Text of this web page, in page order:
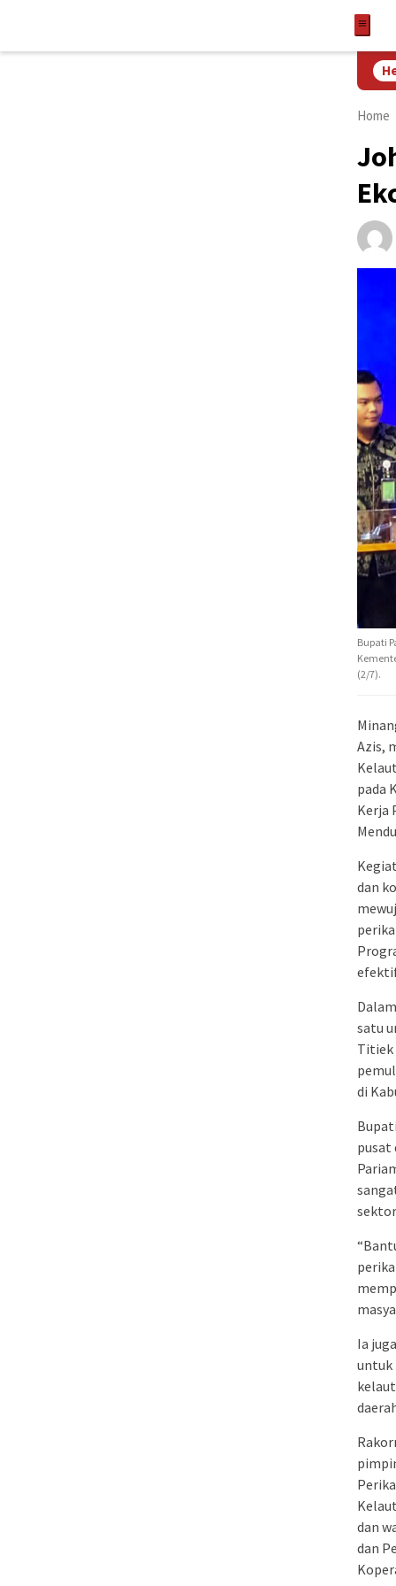
Mobile Roulette for
Home
Bupati
(2/7).
Azis,
pada
Kerja
dan
satu
Titiek
di
pusat
Ia
untuk
dan
dan